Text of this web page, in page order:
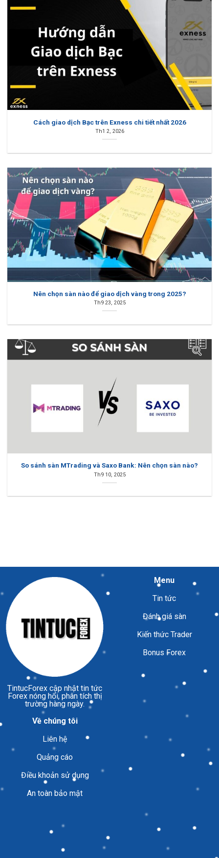
Cách giao dịch Bạc trên Exness chi tiết nhất 2026
Th1 2, 2026
Nên chọn sàn nào để giao dịch vàng trong 2025?
Th9 23, 2025
So sánh sàn MTrading và Saxo Bank: Nên chọn sàn nào?
Th9 10, 2025
TintucForex cập nhật tin tức
Forex nóng hổi, phân tích thị
trường hàng ngày.
Menu
Tin tức
Đánh giá sàn
Kiến thức Trader
Bonus Forex
Về chúng tôi
Liên hệ
Quảng cáo
Điều khoản sử dụng
An toàn bảo mật